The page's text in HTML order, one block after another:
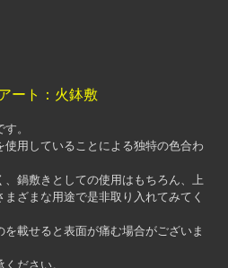
ート：火鉢敷
。
用していることによる独特の色合わ
鍋敷きとしての使用はもちろん、上
ざまな用途で是非取り入れてみてく
載せると表面が痛む場合がございま
ださい。